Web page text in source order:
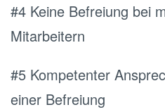
#4 Keine Befreiung bei
Mitarbeitern
#5 Kompetenter
einer Befreiung